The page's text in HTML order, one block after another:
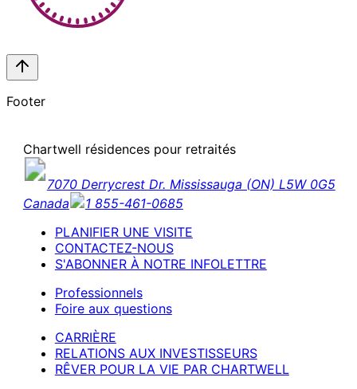
Footer
Chartwell résidences pour retraités
7070 Derrycrest Dr. Mississauga (ON) L5W 0G5
Canada
1 855-461-0685
PLANIFIER UNE VISITE
CONTACTEZ-NOUS
S'ABONNER À NOTRE INFOLETTRE
Professionnels
Foire aux questions
CARRIÈRE
RELATIONS AUX INVESTISSEURS
RÊVER POUR LA VIE PAR CHARTWELL